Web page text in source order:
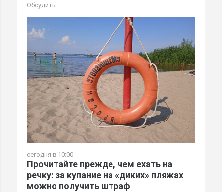
Обсудить
сегодня в 10:00
Прочитайте прежде, чем ехать на
речку: за купание на «диких» пляжах
можно получить штраф